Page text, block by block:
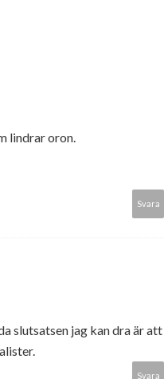
lindrar oron.
Svara
slutsatsen jag kan dra är att
Svara